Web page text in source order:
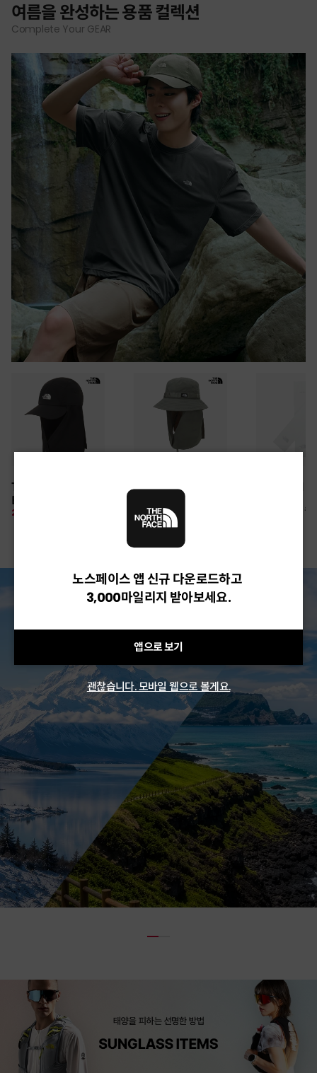
여름을 완성하는 용품 컬렉션
Complete Your GEAR
TNF LIGHT SHIELD
EX CAP
28%
CAMP WEBBING
SHIELD HAT
67,500 원
10% 26,100 원
여름 탈출 원정대
뉴질랜드 & 제주도 여행권 증정 찬스
노스페이스 앱 신규 다운로드하고
3,000마일리지 받아보세요.
앱으로 보기
괜찮습니다. 모바일 웹으로 볼게요.